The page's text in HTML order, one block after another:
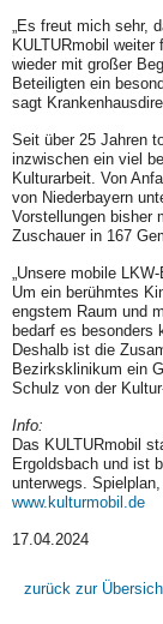
„Es freut mich sehr,
KULTURmobil
wieder mit großer
Beteiligten ein
sagt
Seit über 25 Jahren
inzwischen ein viel
Kulturarbeit. Von
von Niederbayern
Vorstellungen bisher
Zuschauer in 167
„Unsere mobile
Um ein berühmtes
engstem Raum und
bedarf es besonders
Deshalb ist die
Bezirksklinikum ein
Schulz von der
Info:
Das KULTURmobil
Ergoldsbach und ist
unterwegs.
www.kulturmobil.de
17.04.2024
zurück zur